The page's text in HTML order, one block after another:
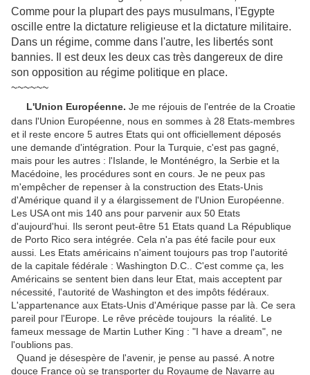
Comme pour la plupart des pays musulmans, l'Egypte
oscille entre la dictature religieuse et la dictature militaire.
Dans un régime, comme dans l'autre, les libertés sont
bannies. Il est deux les deux cas très dangereux de dire
son opposition au régime politique en place.
~~~~~~
L'Union Européenne. Je me réjouis de l'entrée de la Croatie
dans l'Union Européenne, nous en sommes à 28 Etats-membres
et il reste encore 5 autres Etats qui ont officiellement déposés
une demande d'intégration. Pour la Turquie, c'est pas gagné,
mais pour les autres : l'Islande, le Monténégro, la Serbie et la
Macédoine, les procédures sont en cours. Je ne peux pas
m'empêcher de repenser à la construction des Etats-Unis
d'Amérique quand il y a élargissement de l'Union Européenne.
Les USA ont mis 140 ans pour parvenir aux 50 Etats
d'aujourd'hui. Ils seront peut-être 51 Etats quand La République
de Porto Rico sera intégrée. Cela n'a pas été facile pour eux
aussi. Les Etats américains n'aiment toujours pas trop l'autorité
de la capitale fédérale : Washington D.C.. C'est comme ça, les
Américains se sentent bien dans leur Etat, mais acceptent par
nécessité, l'autorité de Washington et des impôts fédéraux.
L'appartenance aux Etats-Unis d'Amérique passe par là. Ce sera
pareil pour l'Europe. Le rêve précède toujours la réalité. Le
fameux message de Martin Luther King : "I have a dream", ne
l'oublions pas.
Quand je désespère de l'avenir, je pense au passé. A notre
douce France où se transporter du Royaume de Navarre au